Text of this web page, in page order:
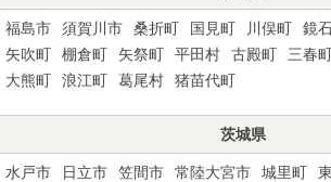
福島市 須賀川市 桑折町 国見町 川俣町 鏡
矢吹町
棚倉町 矢祭町 平田村 古殿町 三春
大熊町
浪江町 葛尾村 猪苗代町
茨城県
水戸市 日立市 笠間市 常陸大宮市 城里町